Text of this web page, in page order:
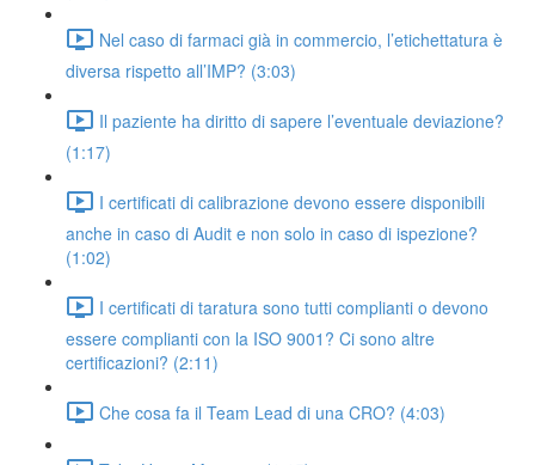
Nel caso di farmaci già in commercio, l’etichettatura è
diversa rispetto all’IMP? (3:03)
Il paziente ha diritto di sapere l’eventuale deviazione?
(1:17)
I certificati di calibrazione devono essere disponibili
anche in caso di Audit e non solo in caso di ispezione?
(1:02)
I certificati di taratura sono tutti complianti o devono
essere complianti con la ISO 9001? Ci sono altre
certificazioni? (2:11)
Che cosa fa il Team Lead di una CRO? (4:03)